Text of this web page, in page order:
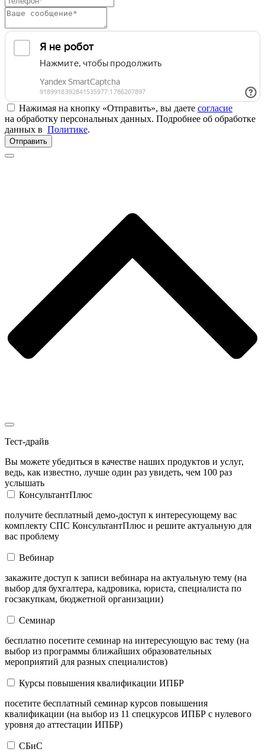
Нажимая на кнопку «Отправить», вы даете согласие
на обработку персональных данных. Подробнее об обработке
данных в Политике.
Отправить
Тест-драйв
Вы можете убедиться в качестве наших продуктов и услуг,
ведь, как известно, лучше один раз увидеть, чем 100 раз
услышать
КонсультантПлюс
получите бесплатный демо-доступ к интересующему вас
комплекту СПС КонсультантПлюс и решите актуальную для
вас проблему
Вебинар
закажите доступ к записи вебинара на актуальную тему (на
выбор для бухгалтера, кадровика, юриста, специалиста по
госзакупкам, бюджетной организации)
Семинар
бесплатно посетите семинар на интересующую вас тему (на
выбор из программы ближайших образовательных
мероприятий для разных специалистов)
Курсы повышения квалификации ИПБР
посетите бесплатный семинар курсов повышения
квалификации (на выбор из 11 спецкурсов ИПБР с нулевого
уровня до аттестации ИПБР)
СБиС